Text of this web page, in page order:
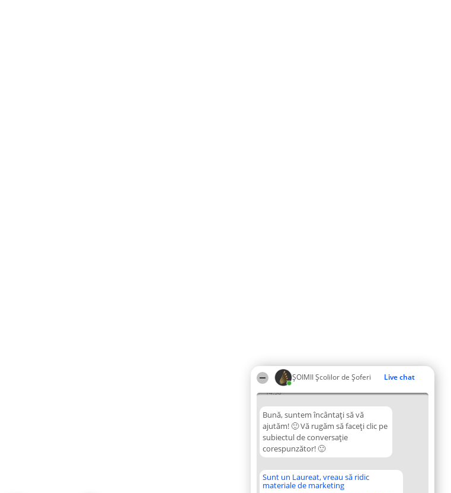
ŞOIMII Școlilor de Șoferi Live chat
14:58
Bună, suntem încântați să vă
ajutăm! 🙂 Vă rugăm să faceți clic pe
subiectul de conversație
corespunzător! 🙂
Sunt un Laureat, vreau să ridic
materiale de marketing